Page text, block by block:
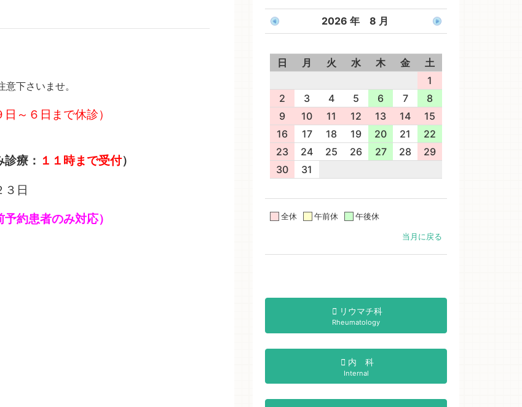
下さいませ。
～６日まで休診）
診療： １１時まで受付）
日
のみ対応）
2026 年 8 月
日 月 火 水 木 金
土
1
2
3 4 5 6 7
8
9
10 11 12 13 14
15
16
17 18 19 20 21
22
23
24 25 26 27 28
29
30
31
全休 午前休 午後休
当月に戻る
リウマチ科
Rheumatology
内 科
Internal